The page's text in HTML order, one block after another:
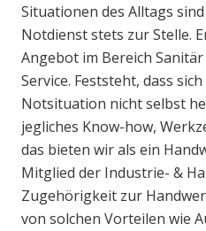
Situationen des Alltags
Notdienst stets zur Stelle.
Angebot im Bereich
Service. Feststeht, dass
Notsituation nicht selbst
jegliches Know-how,
das bieten wir als ein
Mitglied der Industrie- &
Zugehörigkeit zur
von solchen Vorteilen wie